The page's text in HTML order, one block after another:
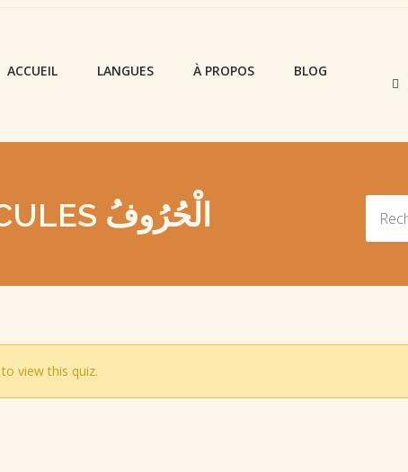
ACCUEIL LANGUES À PROPOS BLOG
QUIZ – LEÇON 33 : LES PARTICULES الْحُرُوفُ
to view this quiz.